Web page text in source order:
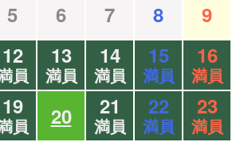
5 6 7 8
9
12
員
13
満員
14
満員
15
満員
16
満員
19
員 20 21
満員
22
満員
23
満員